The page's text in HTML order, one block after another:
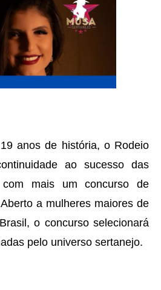
anos de história, o Rodeio
ao sucesso das
com mais um concurso de
a mulheres maiores de
o concurso selecionará
pelo universo sertanejo.